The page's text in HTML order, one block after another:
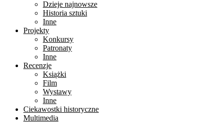
Dzieje najnowsze
Historia sztuki
Inne
Projekty
Konkursy
Patronaty
Inne
Recenzje
Książki
Film
Wystawy
Inne
Ciekawostki historyczne
Multimedia